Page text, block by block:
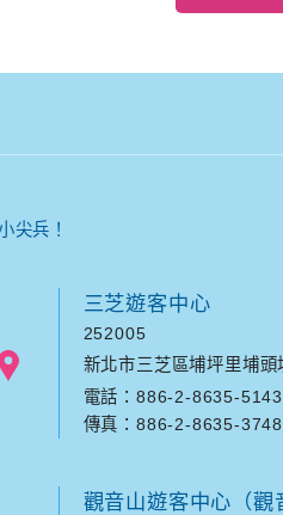
尖兵！
三芝遊客中心
252005
新北市三芝區埔坪里埔
電話：886-2-8635-5143
傳真：886-2-8635-3748
觀音山遊客中心（觀